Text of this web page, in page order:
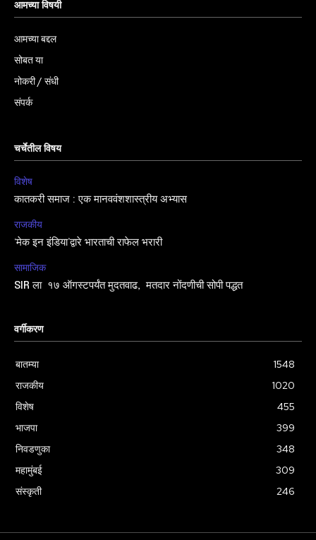
आमच्या विषयी
आमच्या बद्दल
सोबत या
नोकरी / संधी
संपर्क
चर्चेतील विषय
विशेष
कातकरी समाज : एक मानववंशशास्त्रीय अभ्यास
राजकीय
‘मेक इन इंडिया’द्वारे भारताची राफेल भरारी
सामाजिक
SIR ला १७ ऑगस्टपर्यंत मुदतवाढ, मतदार नोंदणीची सोपी पद्धत
वर्गीकरण
बातम्या
1548
राजकीय
1020
विशेष
455
भाजपा
399
निवडणुका
348
महामुंबई
309
संस्कृती
246